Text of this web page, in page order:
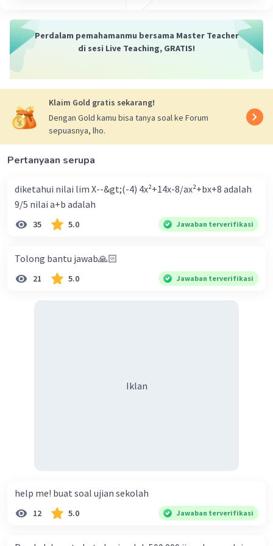
Iklan
Perdalam pemahamanmu bersama Master Teacher
di sesi Live Teaching, GRATIS!
Klaim Gold gratis sekarang!
Dengan Gold kamu bisa tanya soal ke Forum
sepuasnya, lho.
Pertanyaan serupa
diketahui nilai lim X--&gt;(-4) 4x²+14x-8/ax²+bx+8 adalah
9/5 nilai a+b adalah
35 5.0 Jawaban terverifikasi
Tolong bantu jawab🙏🏻
21 5.0 Jawaban terverifikasi
Iklan
help me! buat soal ujian sekolah
12 5.0 Jawaban terverifikasi